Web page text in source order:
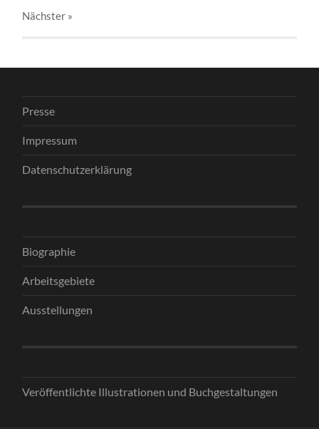
Nächster »
Presse
Impressum
Datenschutzerklärung
Biographie
Arbeitsgebiete
Ausstellungen
Veröffentlichte Illustrationen und Buchgestaltungen